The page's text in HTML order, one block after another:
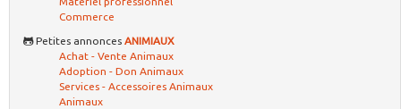
Commerce
Petites annonces ANIMIAUX
Achat - Vente Animaux
Adoption - Don Animaux
Services - Accessoires Animaux
Animaux